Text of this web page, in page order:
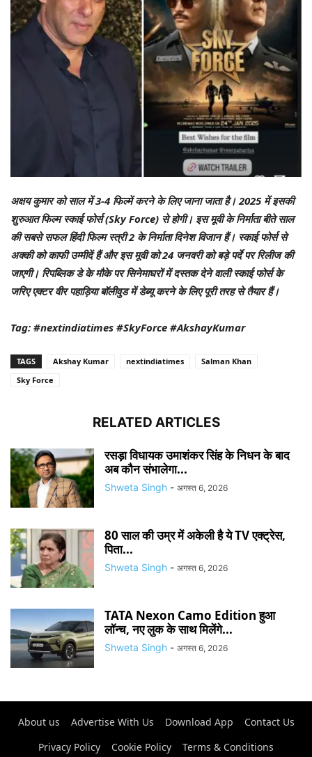
अक्षय कुमार को साल में 3-4 फिल्में करने के लिए जाना जाता है। 2025 में इसकी
शुरुआत फिल्म स्काई फोर्स (Sky Force) से होगी। इस मूवी के निर्माता बीते साल
की सबसे सफल हिंदी फिल्म स्त्री 2 के निर्माता दिनेश विजान हैं। स्काई फोर्स से
अक्की को काफी उम्मीदें हैं और इस मूवी को 24 जनवरी को बड़े पर्दे पर रिलीज की
जाएगी। रिपब्लिक डे के मौके पर सिनेमाघरों में दस्तक देने वाली स्काई फोर्स के
जरिए एक्टर वीर पहाड़िया बॉलीवुड में डेब्यू करने के लिए पूरी तरह से तैयार हैं।
Tag: #nextindiatimes #SkyForce #AkshayKumar
TAGS Akshay Kumar nextindiatimes
Salman Khan
Sky Force
RELATED ARTICLES
रसड़ा विधायक उमाशंकर सिंह के निधन के बाद
अब कौन संभालेगा...
Shweta Singh - अगस्त 6, 2026
80 साल की उम्र में अकेली है ये TV एक्ट्रेस,
पिता...
Shweta Singh - अगस्त 6, 2026
TATA Nexon Camo Edition हुआ
लॉन्च, नए लुक के साथ मिलेंगे...
Shweta Singh - अगस्त 6, 2026
About us Advertise With Us Download App
Contact Us
Privacy Policy
Cookie Policy Terms & Conditions